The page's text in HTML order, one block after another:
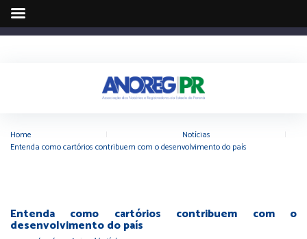
Home Notícias
Entenda como cartórios contribuem com o desenvolvimento do país
Entenda como cartórios contribuem com o
desenvolvimento do país